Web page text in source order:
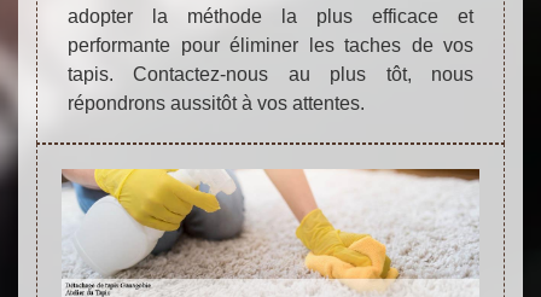
adopter la méthode la plus efficace et
performante pour éliminer les taches de vos
tapis. Contactez-nous au plus tôt, nous
répondrons aussitôt à vos attentes.